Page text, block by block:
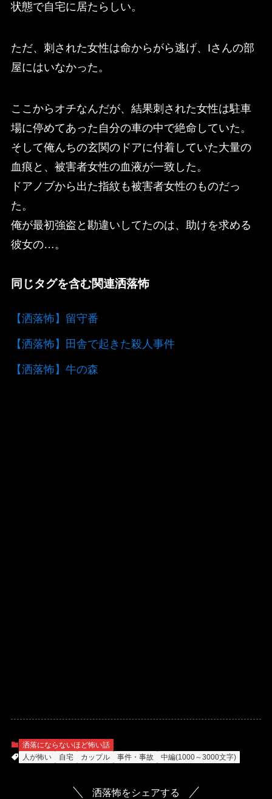
状態で自宅に居たらしい。
ただ、刺された女性は命からがら逃げ、Iさんの部
屋にはいなかった。
ここからオチなんだが、結果刺された女性は駐車
場に停めてあった自分の車の中で絶命していた。
そして俺んちの玄関のドアに付着していた大量の
血痕と、被害者女性の血液が一致した。
ドアノブから出た指紋も被害者女性のものだっ
た。
俺が最初強盗と勘違いしてたのは、助けを求める
彼女の…。
同じタグを含む関連洒落怖
【洒落怖】留守番
【洒落怖】田舎で起きた殺人事件
【洒落怖】牛の森
洒落にならないほど怖い話
人が怖い
自宅 カップル 事件・事故 中編(1000～3000文字)
洒落怖をシェアする